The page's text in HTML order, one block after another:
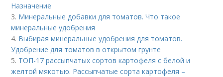
Назначение
3. Минеральные добавки для томатов. Что такое
минеральные удобрения
4. Выбирая минеральные удобрения для томатов.
Удобрение для томатов в открытом грунте
5. ТОП-17 рассыпчатых сортов картофеля с белой и
желтой мякотью. Рассыпчатые сорта картофеля –